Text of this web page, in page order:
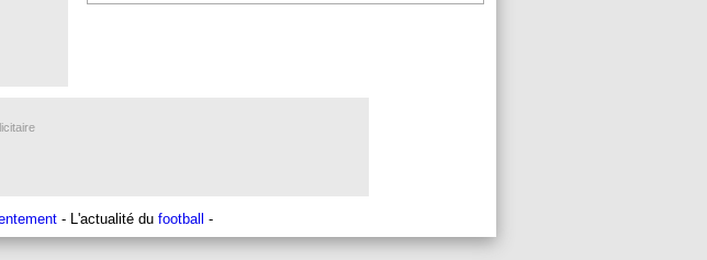
- L'actualité du football -